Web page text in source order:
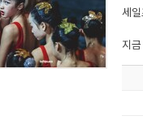
세
지금